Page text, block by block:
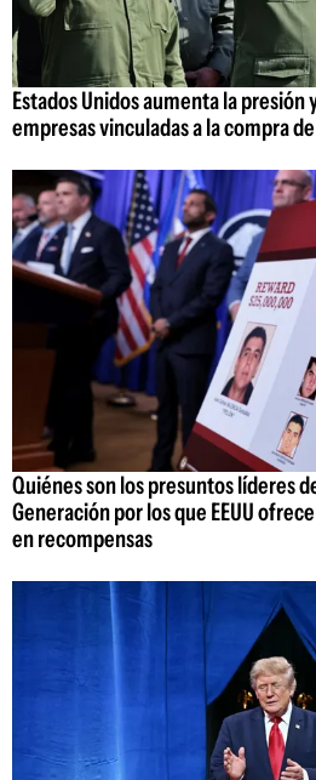
Estados Unidos aumenta la presión
empresas vinculadas a la compra
Quiénes son los presuntos líderes
Generación por los que EEUU
en recompensas